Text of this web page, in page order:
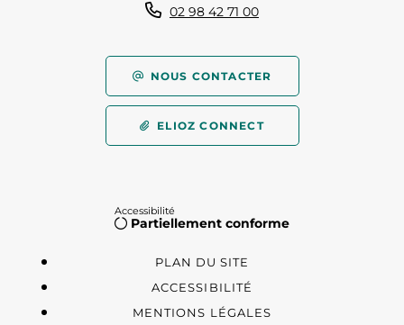
02 98 42 71 00
NOUS CONTACTER
ELIOZ CONNECT
Accessibilité
Partiellement conforme
PLAN DU SITE
ACCESSIBILITÉ
MENTIONS LÉGALES